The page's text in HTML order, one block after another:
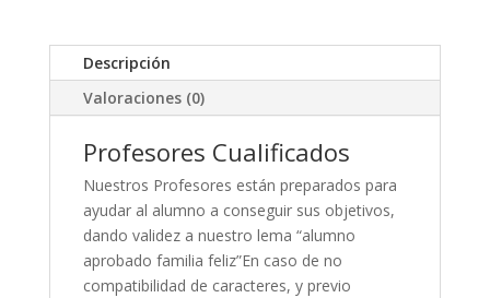
Descripción
Valoraciones (0)
Profesores Cualificados
Nuestros Profesores están preparados para
ayudar al alumno a conseguir sus objetivos,
dando validez a nuestro lema “alumno
aprobado familia feliz”En caso de no
compatibilidad de caracteres, y previo